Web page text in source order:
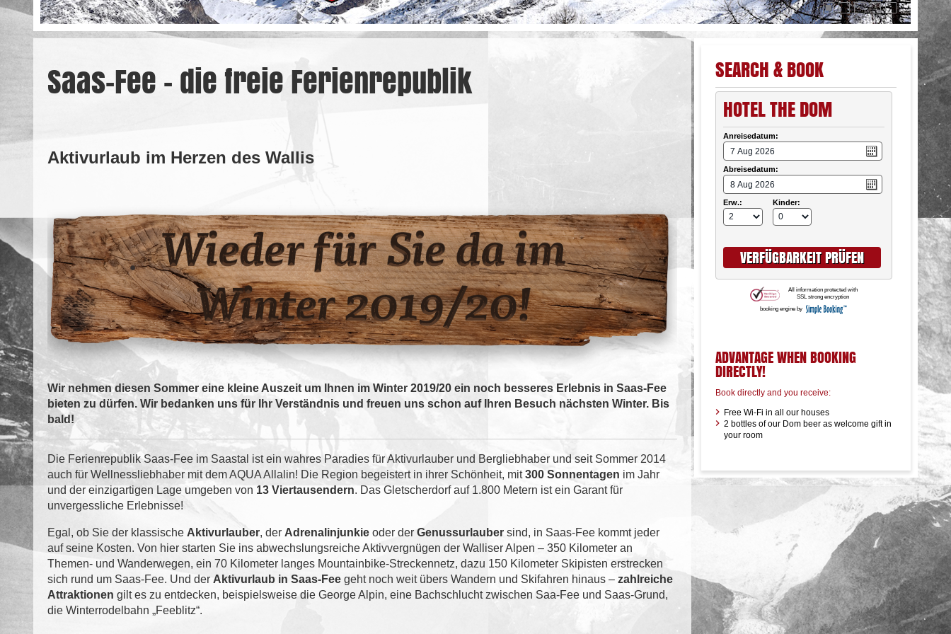
    
Saas-Fee – die freie Ferienrepublik
Aktivurlaub im Herzen des Wallis
Wir nehmen diesen Sommer eine kleine Auszeit um Ihnen im Winter 2019/20 ein noch besseres Erlebnis in Saas-Fee
bieten zu dürfen. Wir bedanken uns für Ihr Verständnis und freuen uns schon auf Ihren Besuch nächsten Winter. Bis
bald!
Die Ferienrepublik Saas-Fee im Saastal ist ein wahres Paradies für Aktivurlauber und Bergliebhaber und seit Sommer 2014
auch für Wellnessliebhaber mit dem AQUA Allalin! Die Region begeistert in ihrer Schönheit, mit300 Sonnentagen im Jahr
und der einzigartigen Lage umgeben von 13 Viertausendern. Das Gletscherdorf auf 1.800 Metern ist ein Garant für
unvergessliche Erlebnisse!
Egal, ob Sie der klassische Aktivurlauber, der Adrenalinjunkie oder derGenussurlauber sind, in Saas-Fee kommt jeder
auf seine Kosten. Von hier starten Sie ins abwechslungsreiche Aktivvergnügen der Walliser Alpen – 350 Kilometer an
Themen- und Wanderwegen, ein 70 Kilometer langes Mountainbike-Streckennetz, dazu 150 Kilometer Skipisten erstrecken
sich rund um Saas-Fee. Und derAktivurlaub in Saas-Fee geht noch weit übers Wandern und Skifahren hinaus – zahlreiche
Attraktionen gilt es zu entdecken, beispielsweise die George Alpin, eine Bachschlucht zwischen Saa-Fee und Saas-Grund,
die Winterrodelbahn „Feeblitz“.
SEARCH & BOOK
HOTEL THE DOM
Anreisedatum:
Abreisedatum:
Erw.: Kinder:
All information protected with
SSL strong encryption
booking engine by
ADVANTAGE WHEN BOOKING
DIRECTLY!
Book directly and you receive:
Free Wi-Fi in all our houses
2 bottles of our Dom beer as welcome gift in
your room